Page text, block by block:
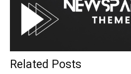
Related Posts